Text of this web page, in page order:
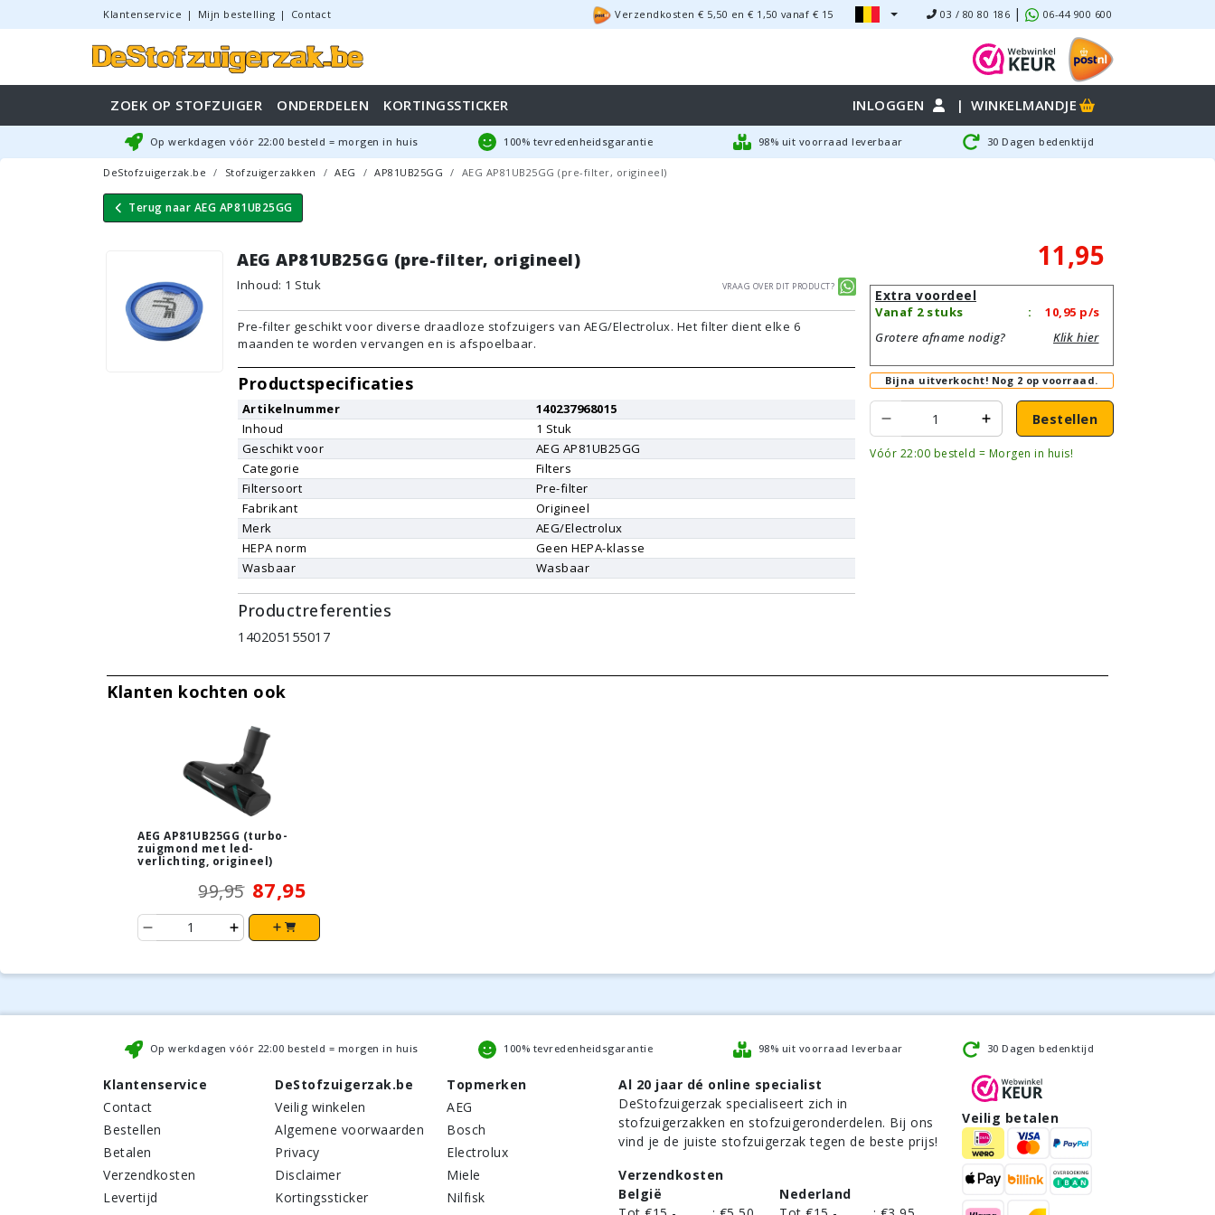
Klantenservice | Mijn bestelling | Contact Verzendkosten € 5,50 en € 1,50 vanaf € 15 03 / 80 80 186 | 06-44 900 600
ZOEK OP STOFZUIGER ONDERDELEN KORTINGSSTICKER INLOGGEN | WINKELMANDJE
Op werkdagen vóór 22:00 besteld = morgen in huis 100% tevredenheidsgarantie 98% uit voorraad leverbaar 30 Dagen bedenktijd
DeStofzuigerzak.be Stofzuigerzakken AEG AP81UB25GG AEG AP81UB25GG (pre-filter, origineel)
Terug naar AEG AP81UB25GG
AEG AP81UB25GG (pre-filter, origineel)
Inhoud: 1 Stuk Vraag over dit product?
Pre-filter geschikt voor diverse draadloze stofzuigers van AEG/Electrolux. Het filter dient elke 6
maanden te worden vervangen en is afspoelbaar.
Productspecificaties
Artikelnummer
140237968015
Inhoud
1 Stuk
Geschikt voor
AEG AP81UB25GG
Categorie
Filters
Filtersoort
Pre-filter
Fabrikant
Origineel
Merk
AEG/Electrolux
HEPA norm
Geen HEPA-klasse
Wasbaar
Wasbaar
Productreferenties
140205155017
11,95
Extra voordeel
Vanaf 2 stuks : 10,95 p/s
Grotere afname nodig?
Klik hier
Bijna uitverkocht! Nog 2 op voorraad.
Bestellen
Vóór 22:00 besteld = Morgen in huis!
Klanten kochten ook
AEG AP81UB25GG (turbo-
zuigmond met led-
verlichting, origineel)
99,95 87,95
Op werkdagen vóór 22:00 besteld = morgen in huis 100% tevredenheidsgarantie 98% uit voorraad leverbaar 30 Dagen bedenktijd
Klantenservice
Contact
Bestellen
Betalen
Verzendkosten
Levertijd
DeStofzuigerzak.be
Veilig winkelen
Algemene voorwaarden
Privacy
Disclaimer
Kortingssticker
Topmerken
AEG
Bosch
Electrolux
Miele
Nilfisk
Al 20 jaar dé online specialist
DeStofzuigerzak specialiseert zich in
stofzuigerzakken en stofzuigeronderdelen. Bij ons
vind je de juiste stofzuigerzak tegen de beste prijs!
Verzendkosten
België
Nederland
Veilig betalen